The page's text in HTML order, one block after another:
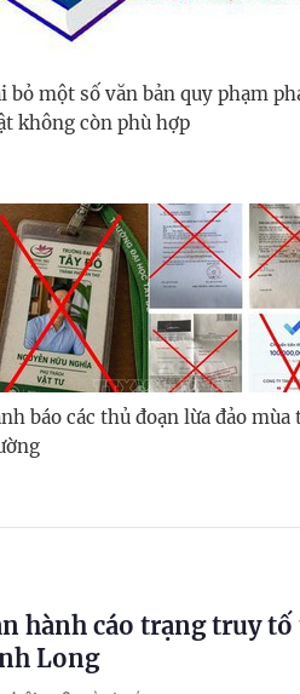
bỏ một số văn bản quy phạm
không còn phù hợp
báo các thủ đoạn lừa đảo mùa
hành cáo trạng truy
Long